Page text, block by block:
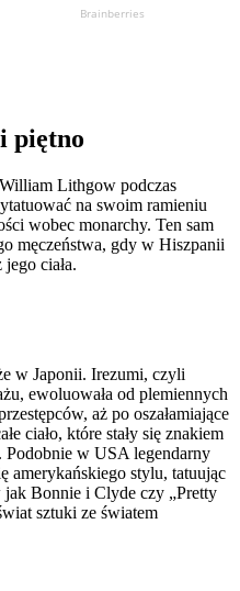
piętno
Lithgow podczas
na swoim ramieniu
wobec monarchy. Ten sam
męczeństwa, gdy w Hiszpanii
ciała.
w Japonii. Irezumi, czyli
ewoluowała od plemiennych
aż po oszałamiające
ciało, które stały się znakiem
Podobnie w USA legendarny
amerykańskiego stylu, tatuując
jak Bonnie i Clyde czy „Pretty
sztuki ze światem